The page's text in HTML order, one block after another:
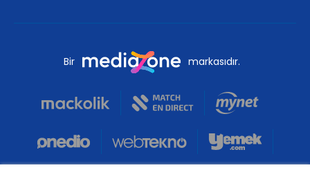
Bir markasıdır.